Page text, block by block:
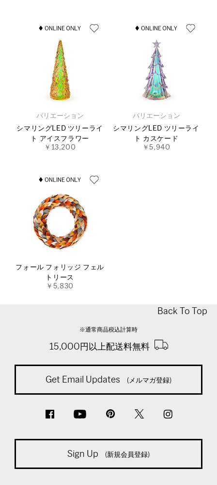
バリエーション
シマリングLED ツリーライ
ト アイスフラワー
￥13,200
バリエーション
シマリングLED ツリーライ
ト カスケード
￥5,940
フォール フォリッジ フェル
トリース
￥5,830
Back To Top
※通常商品税込計算時
15,000円以上配送料無料
Get Email Updates (メルマガ登録)
Sign Up (新規会員登録)